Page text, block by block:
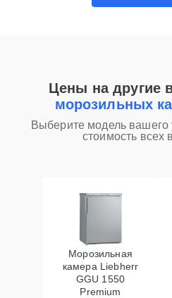
Цены на другие
морозильных
Выберите модель вашего
стоимость всех
Морозильная
камера Liebherr
GGU 1550
Premium